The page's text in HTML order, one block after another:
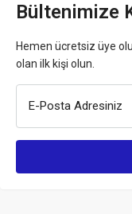
Bültenimize
Hemen ücretsiz üye
olan ilk kişi olun.
E-Posta Adresiniz